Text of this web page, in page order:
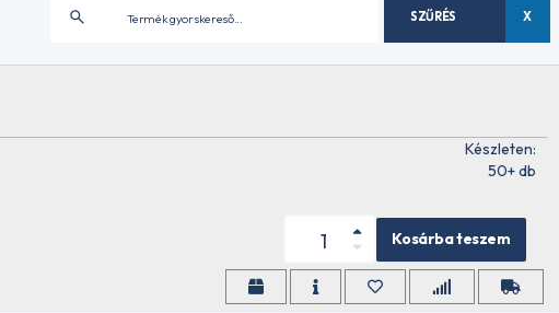
SZŰRÉS X
Készleten:
50+ db
Kosárba teszem